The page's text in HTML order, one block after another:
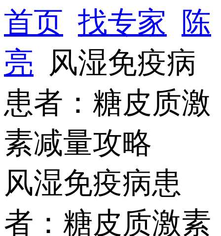
首页 找专家
陈
亮
风湿免疫病
患者：糖皮质激
素减量攻略
风湿免疫病患
者：糖皮质激素